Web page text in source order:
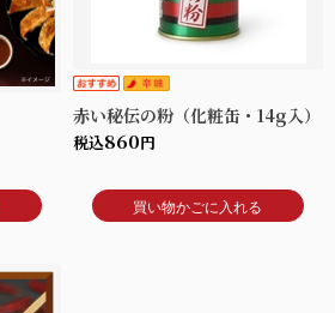
赤い秘伝の粉（化粧缶・14g入）
税込860円
買い物かごに入れる